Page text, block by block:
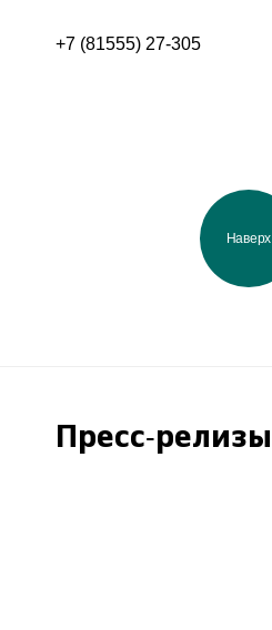
+7 (81555) 27-305
Наверх
Пресс-релизы